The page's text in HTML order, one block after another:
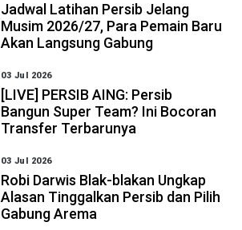
Jadwal Latihan Persib Jelang
Musim 2026/27, Para Pemain Baru
Akan Langsung Gabung
03 Jul 2026
[LIVE] PERSIB AING: Persib
Bangun Super Team? Ini Bocoran
Transfer Terbarunya
03 Jul 2026
Robi Darwis Blak-blakan Ungkap
Alasan Tinggalkan Persib dan Pilih
Gabung Arema